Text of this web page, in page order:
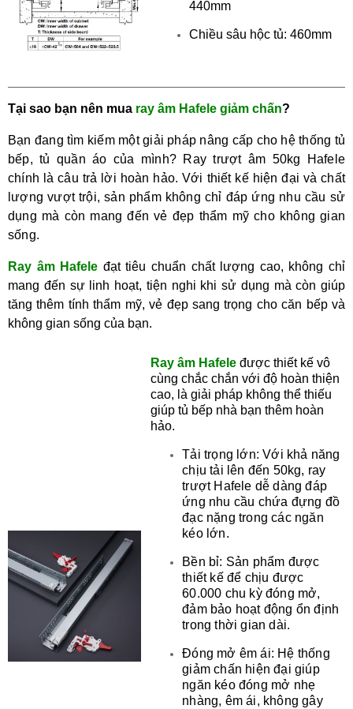
440mm
Chiều sâu hộc tủ: 460mm
Tại sao bạn nên mua ray âm Hafele giảm chấn?
Bạn đang tìm kiếm một giải pháp nâng cấp cho hệ thống tủ
bếp, tủ quần áo của mình? Ray trượt âm 50kg Hafele
chính là câu trả lời hoàn hảo. Với thiết kế hiện đại và chất
lượng vượt trội, sản phẩm không chỉ đáp ứng nhu cầu sử
dụng mà còn mang đến vẻ đẹp thẩm mỹ cho không gian
sống.
Ray âm Hafele đạt tiêu chuẩn chất lượng cao, không chỉ
mang đến sự linh hoạt, tiện nghi khi sử dụng mà còn giúp
tăng thêm tính thẩm mỹ, vẻ đẹp sang trọng cho căn bếp và
không gian sống của bạn.
Ray âm Hafele được thiết kế vô
cùng chắc chắn với độ hoàn thiện
cao, là giải pháp không thể thiếu
giúp tủ bếp nhà bạn thêm hoàn
hảo.
Tải trọng lớn: Với khả năng
chịu tải lên đến 50kg, ray
trượt Hafele dễ dàng đáp
ứng nhu cầu chứa đựng đồ
đạc nặng trong các ngăn
kéo lớn.
Bền bỉ: Sản phẩm được
thiết kế để chịu được
60.000 chu kỳ đóng mở,
đảm bảo hoạt động ổn định
trong thời gian dài.
Đóng mở êm ái: Hệ thống
giảm chấn hiện đại giúp
ngăn kéo đóng mở nhẹ
nhàng, êm ái, không gây